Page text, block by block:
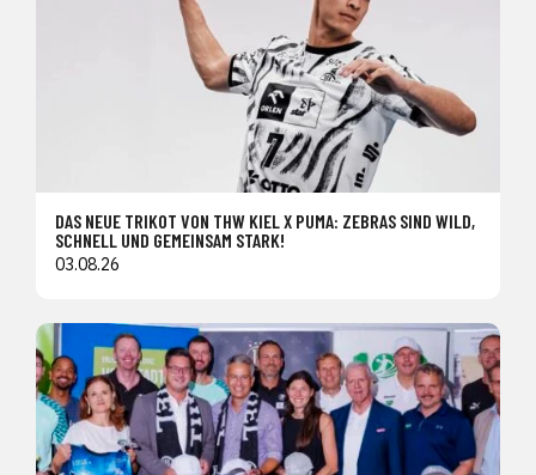
DAS NEUE TRIKOT VON THW KIEL X PUMA: ZEBRAS SIND WILD,
SCHNELL UND GEMEINSAM STARK!
03.08.26